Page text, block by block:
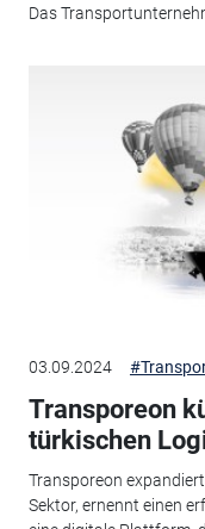
Das
03.09.2024
Transporeon
türkischen
Transporeon
Sektor, ernennt einen